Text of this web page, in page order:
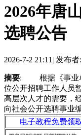
2026年唐
选聘公告
2026-7-2 21:11 | 发布者:
摘要: 根据《事业单
位公开招聘工作人员
高层次人才的需要，
向社会公开选聘事业
电子教程免费领